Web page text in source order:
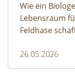
Wie ein
Lebensraum
Feldhase
26.05.2026